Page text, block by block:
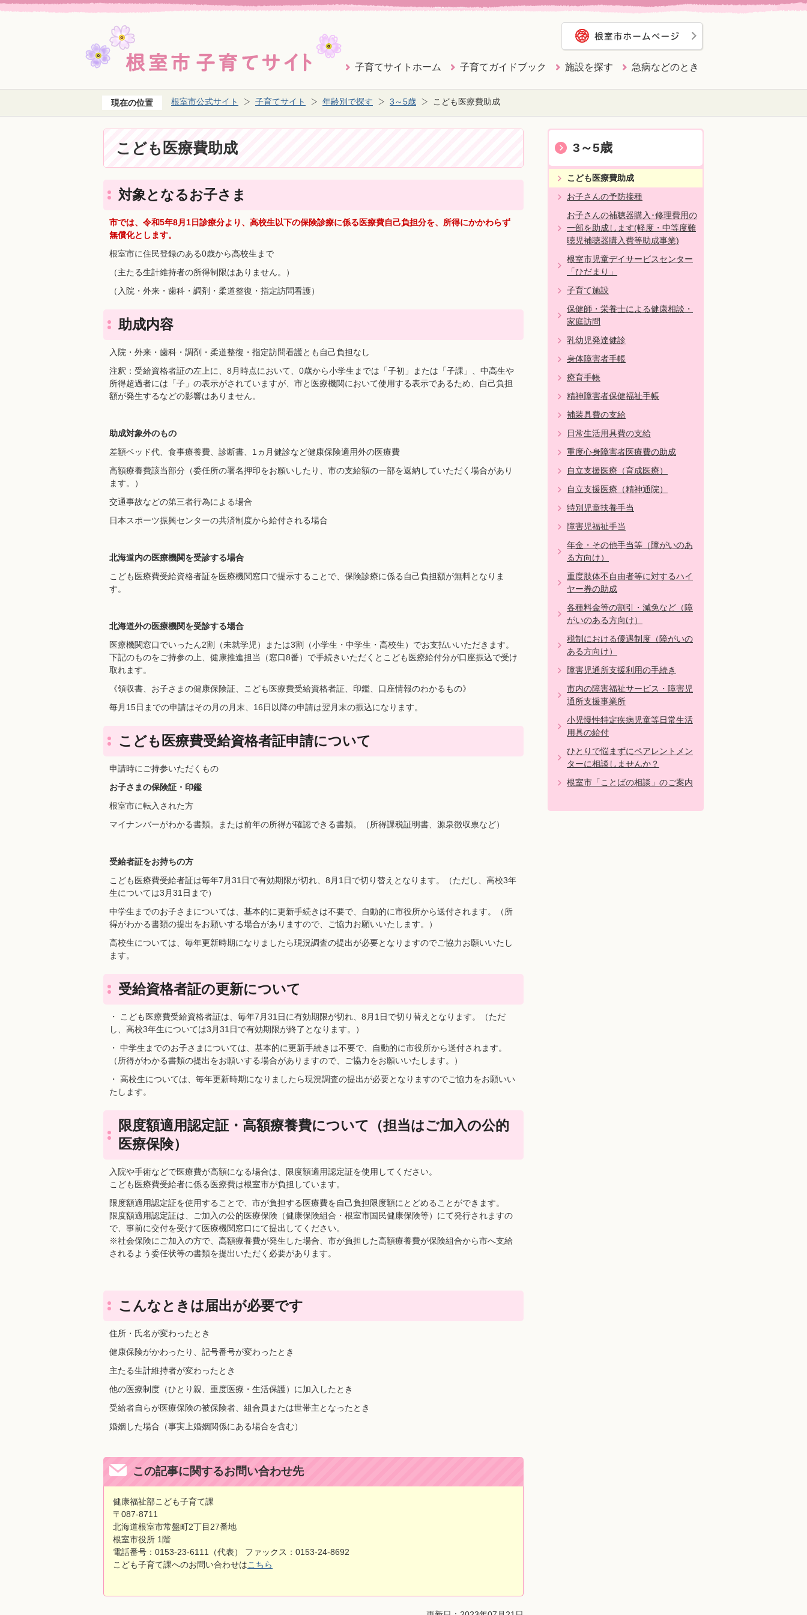
子育てサイトホーム 子育てガイドブック 施設を探す 急病などのとき
現在の位置 根室市公式サイト 子育てサイト 年齢別で探す 3～5歳 こども医療費助成
こども医療費助成
対象となるお子さま
市では、令和5年8月1日診療分より、高校生以下の保険診療に係る医療費自己負担分を、所得にかかわらず
無償化とします。
根室市に住民登録のある0歳から高校生まで
（主たる生計維持者の所得制限はありません。）
（入院・外来・歯科・調剤・柔道整復・指定訪問看護）
助成内容
入院・外来・歯科・調剤・柔道整復・指定訪問看護とも自己負担なし
注釈：受給資格者証の左上に、8月時点において、0歳から小学生までは「子初」または「子課」、中高生や
所得超過者には「子」の表示がされていますが、市と医療機関において使用する表示であるため、自己負担
額が発生するなどの影響はありません。
助成対象外のもの
差額ベッド代、食事療養費、診断書、1ヵ月健診など健康保険適用外の医療費
高額療養費該当部分（委任所の署名押印をお願いしたり、市の支給額の一部を返納していただく場合があり
ます。）
交通事故などの第三者行為による場合
日本スポーツ振興センターの共済制度から給付される場合
北海道内の医療機関を受診する場合
こども医療費受給資格者証を医療機関窓口で提示することで、保険診療に係る自己負担額が無料となりま
す。
北海道外の医療機関を受診する場合
医療機関窓口でいったん2割（未就学児）または3割（小学生・中学生・高校生）でお支払いいただきます。
下記のものをご持参の上、健康推進担当（窓口8番）で手続きいただくとこども医療給付分が口座振込で受け
取れます。
《領収書、お子さまの健康保険証、こども医療費受給資格者証、印鑑、口座情報のわかるもの》
毎月15日までの申請はその月の月末、16日以降の申請は翌月末の振込になります。
こども医療費受給資格者証申請について
申請時にご持参いただくもの
お子さまの保険証・印鑑
根室市に転入された方
マイナンバーがわかる書類。または前年の所得が確認できる書類。（所得課税証明書、源泉徴収票など）
受給者証をお持ちの方
こども医療費受給者証は毎年7月31日で有効期限が切れ、8月1日で切り替えとなります。（ただし、高校3年
生については3月31日まで）
中学生までのお子さまについては、基本的に更新手続きは不要で、自動的に市役所から送付されます。（所
得がわかる書類の提出をお願いする場合がありますので、ご協力お願いいたします。）
高校生については、毎年更新時期になりましたら現況調査の提出が必要となりますのでご協力お願いいたし
ます。
受給資格者証の更新について
・ こども医療費受給資格者証は、毎年7月31日に有効期限が切れ、8月1日で切り替えとなります。（ただ
し、高校3年生については3月31日で有効期限が終了となります。）
・ 中学生までのお子さまについては、基本的に更新手続きは不要で、自動的に市役所から送付されます。
（所得がわかる書類の提出をお願いする場合がありますので、ご協力をお願いいたします。）
・ 高校生については、毎年更新時期になりましたら現況調査の提出が必要となりますのでご協力をお願いい
たします。
限度額適用認定証・高額療養費について（担当はご加入の公的
医療保険）
入院や手術などで医療費が高額になる場合は、限度額適用認定証を使用してください。
こども医療費受給者に係る医療費は根室市が負担しています。
限度額適用認定証を使用することで、市が負担する医療費を自己負担限度額にとどめることができます。
限度額適用認定証は、ご加入の公的医療保険（健康保険組合・根室市国民健康保険等）にて発行されますの
で、事前に交付を受けて医療機関窓口にて提出してください。
※社会保険にご加入の方で、高額療養費が発生した場合、市が負担した高額療養費が保険組合から市へ支給
されるよう委任状等の書類を提出いただく必要があります。
こんなときは届出が必要です
住所・氏名が変わったとき
健康保険がかわったり、記号番号が変わったとき
主たる生計維持者が変わったとき
他の医療制度（ひとり親、重度医療・生活保護）に加入したとき
受給者自らが医療保険の被保険者、組合員または世帯主となったとき
婚姻した場合（事実上婚姻関係にある場合を含む）
この記事に関するお問い合わせ先
健康福祉部こども子育て課
〒087-8711
北海道根室市常盤町2丁目27番地
根室市役所 1階
電話番号：0153-23-6111（代表） ファックス：0153-24-8692
こども子育て課へのお問い合わせはこちら
3～5歳
こども医療費助成
お子さんの予防接種
お子さんの補聴器購入･修理費用の
一部を助成します(軽度・中等度難
聴児補聴器購入費等助成事業)
根室市児童デイサービスセンター
「ひだまり」
子育て施設
保健師・栄養士による健康相談・
家庭訪問
乳幼児発達健診
身体障害者手帳
療育手帳
精神障害者保健福祉手帳
補装具費の支給
日常生活用具費の支給
重度心身障害者医療費の助成
自立支援医療（育成医療）
自立支援医療（精神通院）
特別児童扶養手当
障害児福祉手当
年金・その他手当等（障がいのあ
る方向け）
重度肢体不自由者等に対するハイ
ヤー券の助成
各種料金等の割引・減免など（障
がいのある方向け）
税制における優遇制度（障がいの
ある方向け）
障害児通所支援利用の手続き
市内の障害福祉サービス・障害児
通所支援事業所
小児慢性特定疾病児童等日常生活
用具の給付
ひとりで悩まずにペアレントメン
ターに相談しませんか？
根室市「ことばの相談」のご案内